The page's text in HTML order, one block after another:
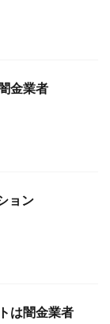
金業者
ョン
は闇金業者